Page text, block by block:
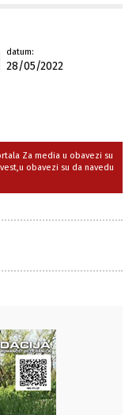
datum:
28/05/2022
Za media u obavezi su
obavezi su da navedu